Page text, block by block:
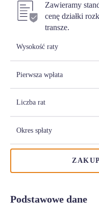
Zawieramy
cenę działki
transze.
Wysokość raty
Pierwsza wpłata
Liczba rat
Okres spłaty
Podstawowe dane